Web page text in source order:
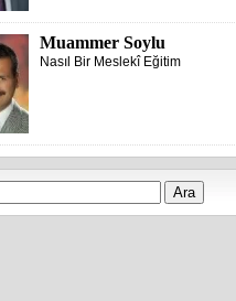
Muammer Soylu
Nasıl Bir Meslekî Eğitim